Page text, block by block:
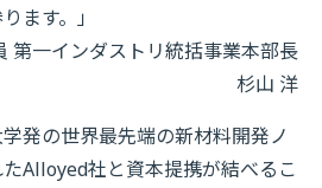
ます。」
第一インダストリ統括事業本部長
杉山 洋
学発の世界最先端の新材料開発ノ
Alloyed社と資本提携が結べるこ